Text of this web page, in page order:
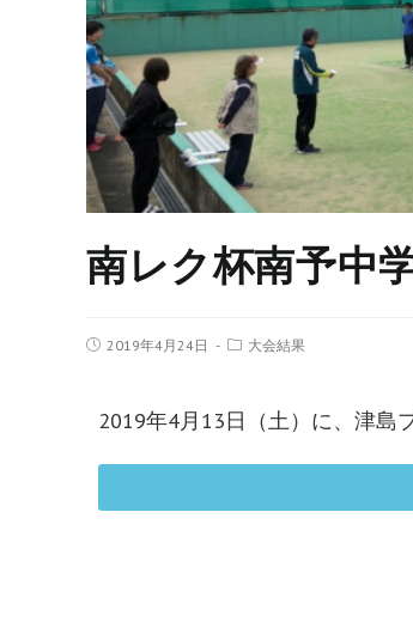
南レク杯南予中
2019年4月24日 大会結果
2019年4月13日（土）に、津島